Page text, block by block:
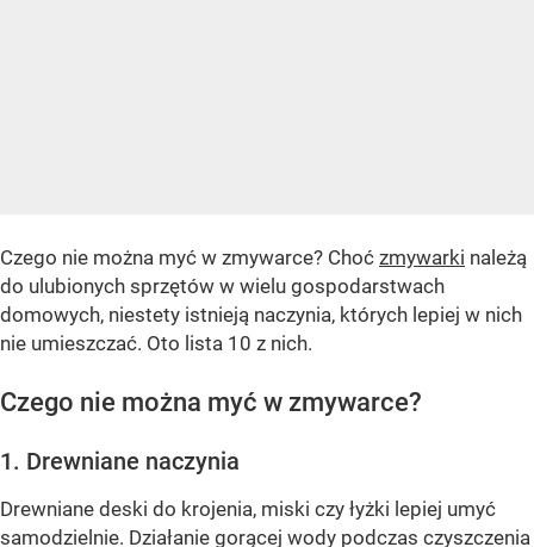
Czego nie można myć w zmywarce? Choć zmywarki należą
do ulubionych sprzętów w wielu gospodarstwach
domowych, niestety istnieją naczynia, których lepiej w nich
nie umieszczać. Oto lista 10 z nich.
Czego nie można myć w zmywarce?
1. Drewniane naczynia
Drewniane deski do krojenia, miski czy łyżki lepiej umyć
samodzielnie. Działanie gorącej wody podczas czyszczenia